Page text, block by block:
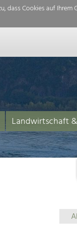
dass Cookies auf
Landwirtschaft